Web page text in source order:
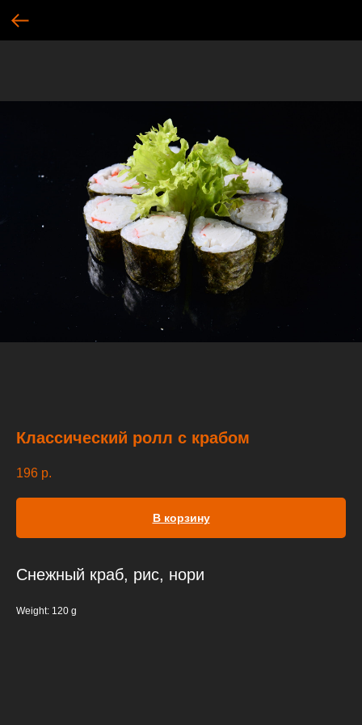
Классический ролл с крабом
196 р.
В корзину
Снежный краб, рис, нори
Weight: 120 g